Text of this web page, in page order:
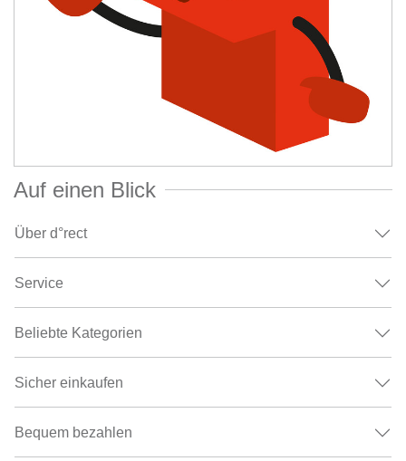
Auf einen Blick
Über d°rect
Service
Beliebte Kategorien
Sicher einkaufen
Bequem bezahlen